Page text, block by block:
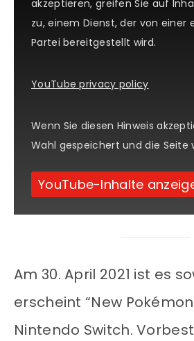
akzeptieren, greifen Sie auf
zu, einem Dienst, der von einer
Partei bereitgestellt wird.
YouTube privacy policy
Wenn Sie diesen Hinweis
Wahl gespeichert und die Seite
YouTube-Inhalte
Am 30. April 2021 ist es
erscheint “New
Nintendo Switch.